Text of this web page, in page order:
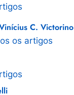
C. Victorino
os artigos